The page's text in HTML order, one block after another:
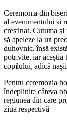
Ceremonia din
al evenimentului și
creștinat. Cutuma
să apeleze la un
duhovnic, însă
potrivite, iar aceștia
copilului, adică
Pentru ceremonia
îndeplinite câteva
regiunea din care
ziua respectivă: